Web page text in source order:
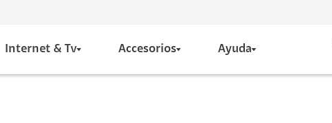
Internet & Tv Accesorios Ayuda